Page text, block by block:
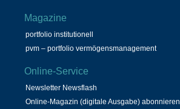
Magazine
portfolio institutionell
pvm – portfolio vermögensmanagement
Online-Service
Newsletter Newsflash
Online-Magazin (digitale Ausgabe) abonnieren